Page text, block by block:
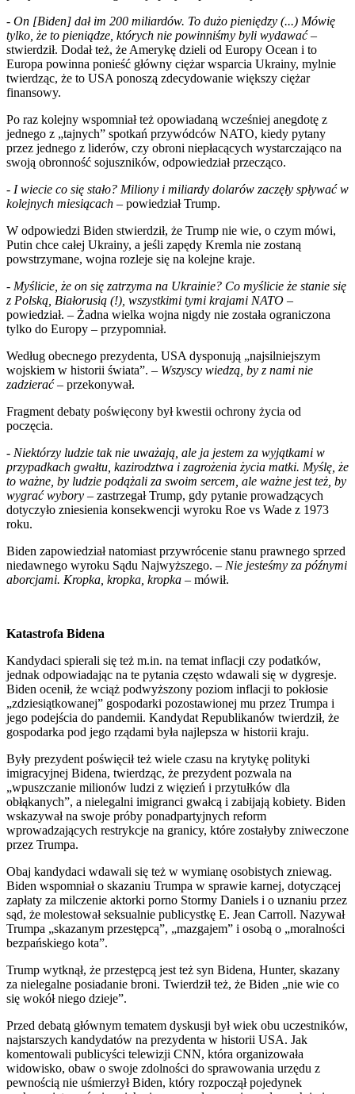
- On [Biden] dał im 200 miliardów. To dużo pieniędzy (...) Mówię
tylko, że to pieniądze, których nie powinniśmy byli wydawać–
stwierdził. Dodał też, że Amerykę dzieli od Europy Ocean i to
Europa powinna ponieść główny ciężar wsparcia Ukrainy, mylnie
twierdząc, że to USA ponoszą zdecydowanie większy ciężar
finansowy.
Po raz kolejny wspomniał też opowiadaną wcześniej anegdotę z
jednego z „tajnych” spotkań przywódców NATO, kiedy pytany
przez jednego z liderów, czy obroni niepłacących wystarczająco na
swoją obronność sojuszników, odpowiedział przecząco.
- I wiecie co się stało? Miliony i miliardy dolarów zaczęły spływać w
kolejnych miesiącach – powiedział Trump.
W odpowiedzi Biden stwierdził, że Trump nie wie, o czym mówi,
Putin chce całej Ukrainy, a jeśli zapędy Kremla nie zostaną
powstrzymane, wojna rozleje się na kolejne kraje.
- Myślicie, że on się zatrzyma na Ukrainie? Co myślicie że stanie się
z Polską, Białorusią (!), wszystkimi tymi krajami NATO –
powiedział. – Żadna wielka wojna nigdy nie została ograniczona
tylko do Europy – przypomniał.
Według obecnego prezydenta, USA dysponują „najsilniejszym
wojskiem w historii świata”. – Wszyscy wiedzą, by z nami nie
zadzierać– przekonywał.
Fragment debaty poświęcony był kwestii ochrony życia od
poczęcia.
- Niektórzy ludzie tak nie uważają, ale ja jestem za wyjątkami w
przypadkach gwałtu, kazirodztwa i zagrożenia życia matki. Myślę, że
to ważne, by ludzie podążali za swoim sercem, ale ważne jest też, by
wygrać wybory – zastrzegał Trump, gdy pytanie prowadzących
dotyczyło zniesienia konsekwencji wyroku Roe vs Wade z 1973
roku.
Biden zapowiedział natomiast przywrócenie stanu prawnego sprzed
niedawnego wyroku Sądu Najwyższego. – Nie jesteśmy za późnymi
aborcjami. Kropka, kropka, kropka – mówił.
Katastrofa Bidena
Kandydaci spierali się też m.in. na temat inflacji czy podatków,
jednak odpowiadając na te pytania często wdawali się w dygresje.
Biden ocenił, że wciąż podwyższony poziom inflacji to pokłosie
„zdziesiątkowanej” gospodarki pozostawionej mu przez Trumpa i
jego podejścia do pandemii. Kandydat Republikanów twierdził, że
gospodarka pod jego rządami była najlepsza w historii kraju.
Były prezydent poświęcił też wiele czasu na krytykę polityki
imigracyjnej Bidena, twierdząc, że prezydent pozwala na
„wpuszczanie milionów ludzi z więzień i przytułków dla
obłąkanych”, a nielegalni imigranci gwałcą i zabijają kobiety. Biden
wskazywał na swoje próby ponadpartyjnych reform
wprowadzających restrykcje na granicy, które zostałyby zniweczone
przez Trumpa.
Obaj kandydaci wdawali się też w wymianę osobistych zniewag.
Biden wspomniał o skazaniu Trumpa w sprawie karnej, dotyczącej
zapłaty za milczenie aktorki porno Stormy Daniels i o uznaniu przez
sąd, że molestował seksualnie publicystkę E. Jean Carroll. Nazywał
Trumpa „skazanym przestępcą”, „mazgajem” i osobą o „moralności
bezpańskiego kota”.
Trump wytknął, że przestępcą jest też syn Bidena, Hunter, skazany
za nielegalne posiadanie broni. Twierdził też, że Biden „nie wie co
się wokół niego dzieje”.
Przed debatą głównym tematem dyskusji był wiek obu uczestników,
najstarszych kandydatów na prezydenta w historii USA. Jak
komentowali publicyści telewizji CNN, która organizowała
widowisko, obaw o swoje zdolności do sprawowania urzędu z
pewnością nie uśmierzył Biden, który rozpoczął pojedynek